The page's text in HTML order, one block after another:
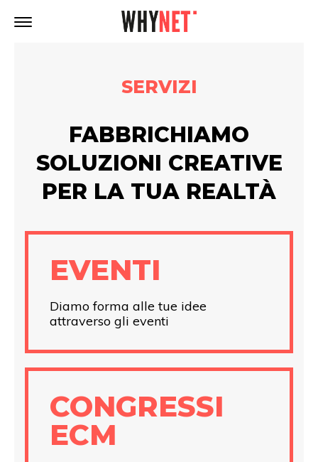
SERVIZI
FABBRICHIAMO
SOLUZIONI CREATIVE
PER LA TUA REALTÀ
EVENTI
Diamo forma alle tue idee
attraverso gli eventi
CONGRESSI
ECM